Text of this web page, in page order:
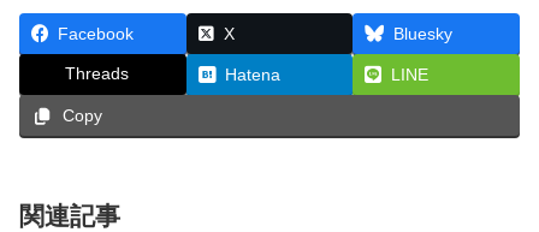
Facebook X Bluesky
Threads Hatena LINE
Copy
関連記事